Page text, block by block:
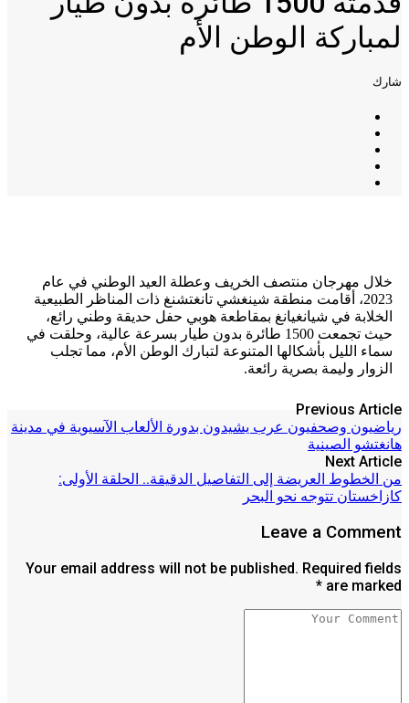
لمباركة الوطن الأم
شارك
خلال مهرجان منتصف الخريف وعطلة العيد الوطني في عام
2023، أقامت منطقة شينغشي تانغتشنغ ذات المناظر الطبيعية
الخلابة في شيانغيانغ بمقاطعة هوبي حفل حديقة وطني رائع،
حيث تجمعت 1500 طائرة بدون طيار بسرعة عالية، وحلقت في
سماء الليل بأشكالها المتنوعة لتبارك الوطن الأم، مما تجلب
الزوار وليمة بصرية رائعة.
Previous Article
رياضيون وصحفيون عرب يشيدون بدورة الألعاب الآسيوية في مدينة
هانغتشو الصينية
Next Article
من الخطوط العريضة إلى التفاصيل الدقيقة.. الحلقة الأولى:
كازاخستان تتوجه نحو البحر
Leave a Comment
Your email address will not be published. Required fields
are marked *